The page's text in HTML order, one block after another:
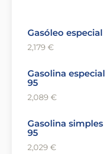
Gasóleo especial
2,179 €
Gasolina especial
95
2,089 €
Gasolina simples
95
2,029 €